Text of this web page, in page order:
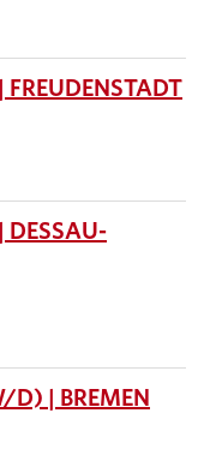
D) | BREMEN